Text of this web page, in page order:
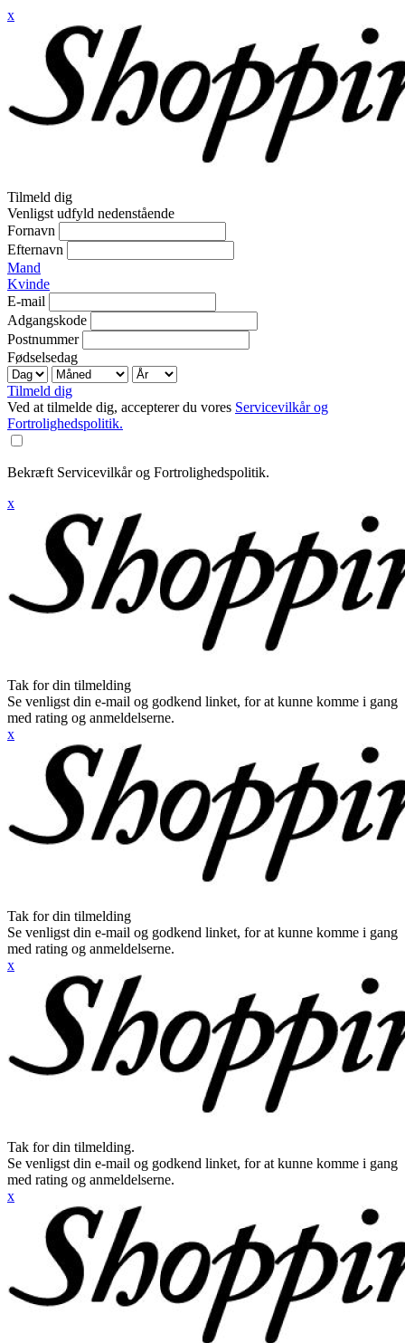
x
Tilmeld dig
Venligst udfyld nedenstående
Fornavn
Efternavn
Mand
Kvinde
E-mail
Adgangskode
Postnummer
Fødselsedag
Tilmeld dig
Ved at tilmelde dig, accepterer du vores Servicevilkår og
Fortrolighedspolitik.
Bekræft Servicevilkår og Fortrolighedspolitik.
x
Tak for din tilmelding
Se venligst din e-mail og godkend linket, for at kunne komme i gang
med rating og anmeldelserne.
x
Tak for din tilmelding
Se venligst din e-mail og godkend linket, for at kunne komme i gang
med rating og anmeldelserne.
x
Tak for din tilmelding.
Se venligst din e-mail og godkend linket, for at kunne komme i gang
med rating og anmeldelserne.
x